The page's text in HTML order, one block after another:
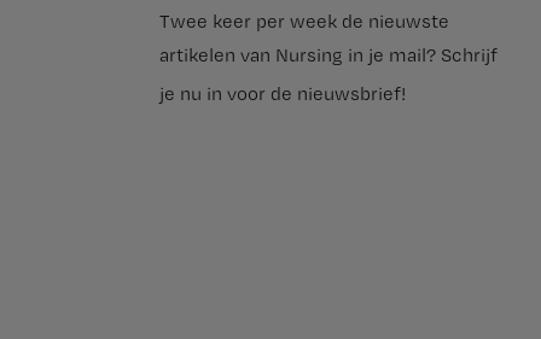
Twee keer per week de nieuwste
artikelen van Nursing in je mail? Schrijf
je nu in voor de nieuwsbrief!